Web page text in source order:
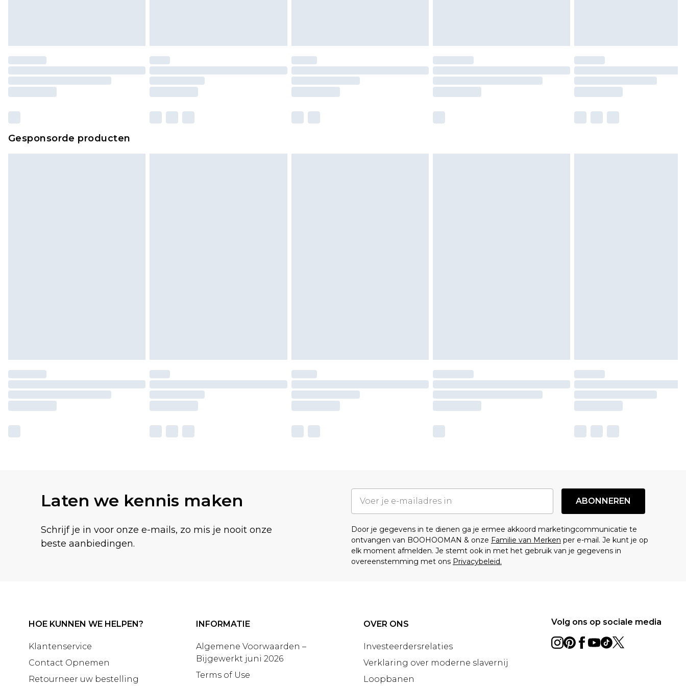
Gesponsorde producten
Laten we kennis maken
Schrijf je in voor onze e-mails, zo mis je nooit onze
beste aanbiedingen.
ABONNEREN
Door je gegevens in te dienen ga je ermee akkoord marketingcommunicatie te
ontvangen van BOOHOOMAN & onze Familie van Merken per e-mail. Je kunt je op
elk moment afmelden. Je stemt ook in met het gebruik van je gegevens in
overeenstemming met ons Privacybeleid.
HOE KUNNEN WE HELPEN?
Klantenservice
Contact Opnemen
Retourneer uw bestelling
INFORMATIE
Algemene Voorwaarden –
Bijgewerkt juni 2026
Terms of Use
OVER ONS
Investeerdersrelaties
Verklaring over moderne slavernij
Loopbanen
Volg ons op sociale media